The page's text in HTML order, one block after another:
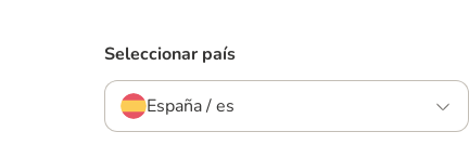
Seleccionar país
España / es